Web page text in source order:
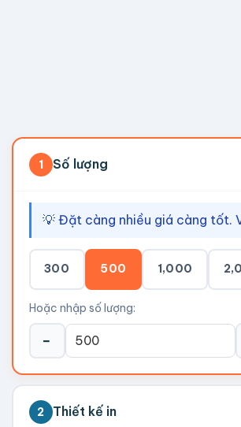
1 Số lượng
💡 Đặt càng nhiều giá càng tốt.
300 500 1,000
Hoặc nhập số lượng:
−
2 Thiết kế in